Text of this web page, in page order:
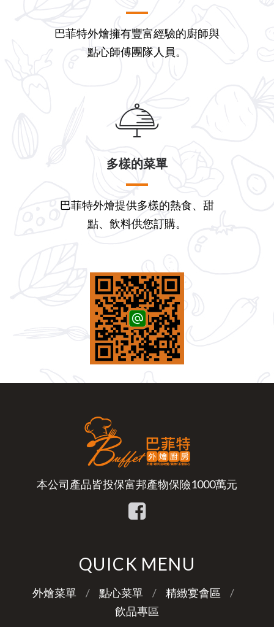
巴菲特外燴擁有豐富經驗的廚師與
點心師傅團隊人員。
多樣的菜單
巴菲特外燴提供多樣的熱食、甜
點、飲料供您訂購。
本公司產品皆投保富邦產物保險1000萬元
QUICK MENU
外燴菜單 點心菜單
精緻宴會區
飲品專區